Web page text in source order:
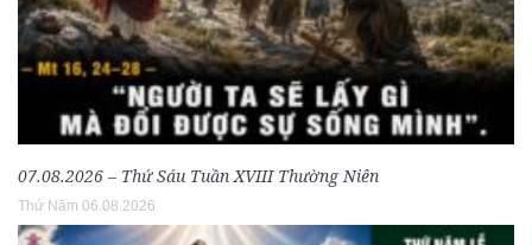
07.08.2026 – Thứ Sáu Tuần XVIII Thường Niên
Thứ Năm 06.08.2026